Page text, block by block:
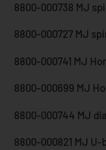
8800-000738 MJ
8800-000727 MJ
8800-000741 MJ
8800-000699 MJ
8800-000744 MJ
8800-000821 MJ